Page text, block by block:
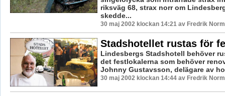
riksväg 68, strax norr om
skedde...
30 maj 2002 klockan 14:21 av Fredrik
Stadshotellet rustas för
Lindesbergs Stadshotell behöver
det festlokalerna som behöver
Johnny Gustavsson, delägare av
30 maj 2002 klockan 14:44 av Fredrik